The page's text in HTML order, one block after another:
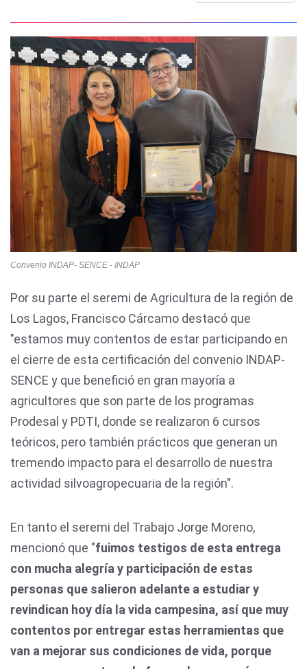
Convenio INDAP- SENCE - INDAP
Por su parte el seremi de Agricultura de la región de
Los Lagos, Francisco Cárcamo destacó que
"estamos muy contentos de estar participando en
el cierre de esta certificación del convenio INDAP-
SENCE y que benefició en gran mayoría a
agricultores que son parte de los programas
Prodesal y PDTI, donde se realizaron 6 cursos
teóricos, pero también prácticos que generan un
tremendo impacto para el desarrollo de nuestra
actividad silvoagropecuaria de la región".
En tanto el seremi del Trabajo Jorge Moreno,
mencionó que "fuimos testigos de esta entrega
con mucha alegría y participación de estas
personas que salieron adelante a estudiar y
revindican hoy día la vida campesina, así que muy
contentos por entregar estas herramientas que
van a mejorar sus condiciones de vida, porque